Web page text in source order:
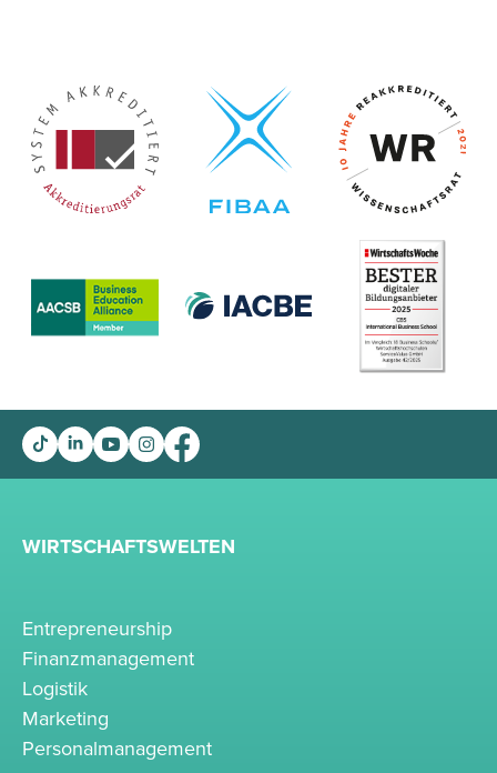
WIRTSCHAFTSWELTEN
Entrepreneurship
Finanzmanagement
Logistik
Marketing
Personalmanagement